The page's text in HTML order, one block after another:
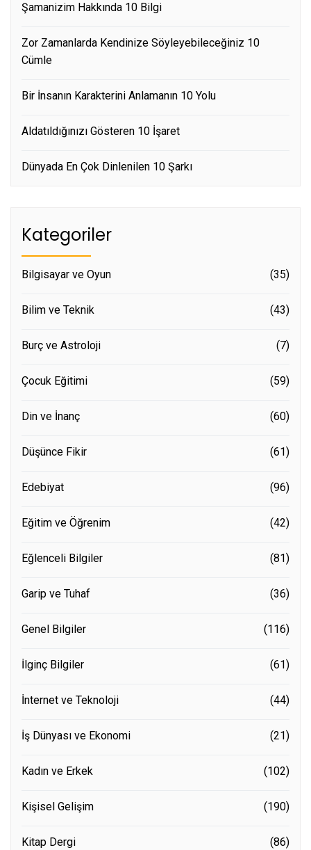
Şamanizim Hakkında 10 Bilgi
Zor Zamanlarda Kendinize Söyleyebileceğiniz 10
Cümle
Bir İnsanın Karakterini Anlamanın 10 Yolu
Aldatıldığınızı Gösteren 10 İşaret
Dünyada En Çok Dinlenilen 10 Şarkı
Kategoriler
Bilgisayar ve Oyun (35)
Bilim ve Teknik (43)
Burç ve Astroloji (7)
Çocuk Eğitimi (59)
Din ve İnanç (60)
Düşünce Fikir (61)
Edebiyat (96)
Eğitim ve Öğrenim (42)
Eğlenceli Bilgiler (81)
Garip ve Tuhaf (36)
Genel Bilgiler (116)
İlginç Bilgiler (61)
İnternet ve Teknoloji (44)
İş Dünyası ve Ekonomi (21)
Kadın ve Erkek (102)
Kişisel Gelişim (190)
Kitap Dergi (86)